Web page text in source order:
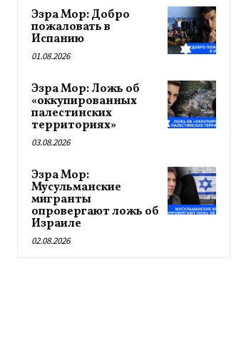
Эзра Мор: Добро
пожаловать в
Испанию
01.08.2026
Эзра Мор: Ложь об
«оккупированных
палестинских
территориях»
03.08.2026
Эзра Мор:
Мусульманские
мигранты
опровергают ложь об
Израиле
02.08.2026